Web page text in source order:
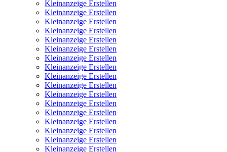
Kleinanzeige Erstellen
Kleinanzeige Erstellen
Kleinanzeige Erstellen
Kleinanzeige Erstellen
Kleinanzeige Erstellen
Kleinanzeige Erstellen
Kleinanzeige Erstellen
Kleinanzeige Erstellen
Kleinanzeige Erstellen
Kleinanzeige Erstellen
Kleinanzeige Erstellen
Kleinanzeige Erstellen
Kleinanzeige Erstellen
Kleinanzeige Erstellen
Kleinanzeige Erstellen
Kleinanzeige Erstellen
Kleinanzeige Erstellen